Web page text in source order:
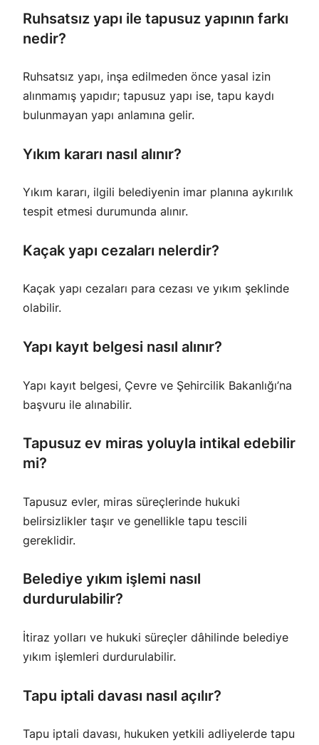
Ruhsatsız yapı ile tapusuz yapının farkı
nedir?
Ruhsatsız yapı, inşa edilmeden önce yasal izin
alınmamış yapıdır; tapusuz yapı ise, tapu kaydı
bulunmayan yapı anlamına gelir.
Yıkım kararı nasıl alınır?
Yıkım kararı, ilgili belediyenin imar planına aykırılık
tespit etmesi durumunda alınır.
Kaçak yapı cezaları nelerdir?
Kaçak yapı cezaları para cezası ve yıkım şeklinde
olabilir.
Yapı kayıt belgesi nasıl alınır?
Yapı kayıt belgesi, Çevre ve Şehircilik Bakanlığı’na
başvuru ile alınabilir.
Tapusuz ev miras yoluyla intikal edebilir
mi?
Tapusuz evler, miras süreçlerinde hukuki
belirsizlikler taşır ve genellikle tapu tescili
gereklidir.
Belediye yıkım işlemi nasıl
durdurulabilir?
İtiraz yolları ve hukuki süreçler dâhilinde belediye
yıkım işlemleri durdurulabilir.
Tapu iptali davası nasıl açılır?
Tapu iptali davası, hukuken yetkili adliyelerde tapu